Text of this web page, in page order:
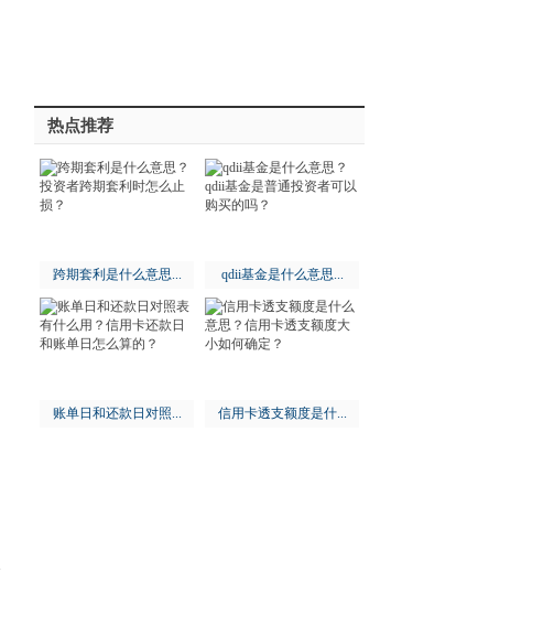
热点推荐
跨期套利是什么意思... qdii基金是什么意思...
账单日和还款日对照... 信用卡透支额度是什...